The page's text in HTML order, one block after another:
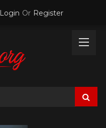
Login Or Register